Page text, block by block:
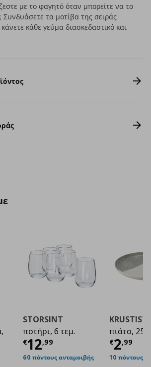
με το φαγητό όταν μπορείτε να το
Συνδυάσετε τα μοτίβα της σειράς
κάθε γεύμα διασκεδαστικό και
τιμή€ 69,99
STORSINT
ποτήρι, 6 τεμ.
€12,99
Τρέχουσα τιμή€
60 πόντους ανταμοιβής
πιάτο, 25
€2,99
10 πόντους